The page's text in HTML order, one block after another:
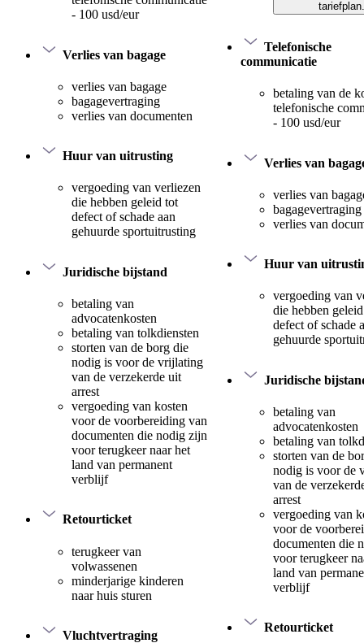
- 100 usd/eur
Verlies van bagage
verlies van bagage
bagagevertraging
verlies van documenten
Huur van uitrusting
vergoeding van verliezen
die hebben geleid tot
defect of schade aan
gehuurde sportuitrusting
Juridische bijstand
betaling van
advocatenkosten
betaling van tolkdiensten
storten van de borg die
nodig is voor de vrijlating
van de verzekerde uit
arrest
vergoeding van kosten
voor de voorbereiding van
documenten die nodig zijn
voor terugkeer naar het
land van permanent
verblijf
Retourticket
terugkeer van
volwassenen
minderjarige kinderen
naar huis sturen
Vluchtvertraging
tariefplan.
Telefonische
communicatie
betaling van de
telefonische
- 100 usd/eur
Verlies van
verlies van
bagagevertraging
verlies van
Huur van
vergoeding van
die hebben
defect of schade
gehuurde
Juridische
betaling van
advocatenkosten
betaling van
storten van de
nodig is voor de
van de
arrest
vergoeding van
voor de
documenten die
voor terugkeer
land van
verblijf
Retourticket